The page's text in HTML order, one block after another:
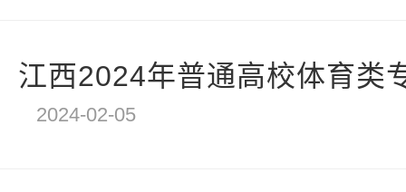
江西2024年普通高校体育类
2024-02-05